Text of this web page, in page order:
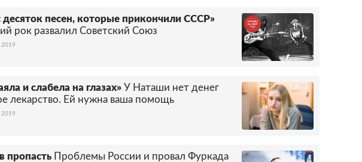
десяток песен, которые прикончили СССР»
рок развалил Советский Союз
2019
и слабела на глазах» У Наташи нет денег
лекарство. Ей нужна ваша помощь
2019
пропасть Проблемы России и провал Фуркада